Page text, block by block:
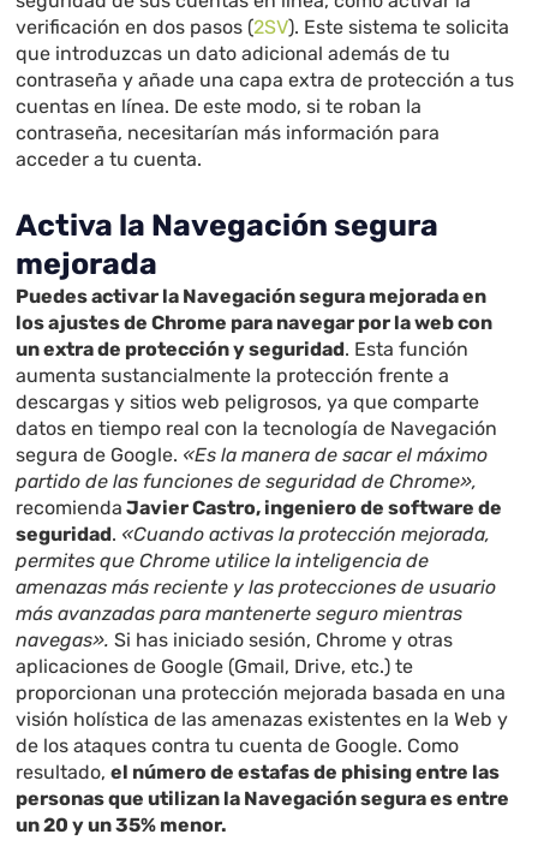
verificación en dos pasos (2SV). Este sistema te solicita
que introduzcas un dato adicional además de tu
contraseña y añade una capa extra de protección a tus
cuentas en línea. De este modo, si te roban la
contraseña, necesitarían más información para
acceder a tu cuenta.
Activa la Navegación segura
mejorada
Puedes activar la Navegación segura mejorada en
los ajustes de Chrome para navegar por la web con
un extra de protección y seguridad. Esta función
aumenta sustancialmente la protección frente a
descargas y sitios web peligrosos, ya que comparte
datos en tiempo real con la tecnología de Navegación
segura de Google. «Es la manera de sacar el máximo
partido de las funciones de seguridad de Chrome»,
recomienda Javier Castro, ingeniero de software de
seguridad. «Cuando activas la protección mejorada,
permites que Chrome utilice la inteligencia de
amenazas más reciente y las protecciones de usuario
más avanzadas para mantenerte seguro mientras
navegas». Si has iniciado sesión, Chrome y otras
aplicaciones de Google (Gmail, Drive, etc.) te
proporcionan una protección mejorada basada en una
visión holística de las amenazas existentes en la Web y
de los ataques contra tu cuenta de Google. Como
resultado,el número de estafas de phising entre las
personas que utilizan la Navegación segura es entre
un 20 y un 35% menor.